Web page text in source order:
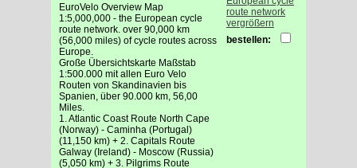
EuroVelo Overview Map
1:5,000,000 - the European cycle
route network. over 90,000 km
(56,000 miles) of cycle routes across
Europe.
Große Übersichtskarte Maßstab
1:500.000 mit allen Euro Velo
Routen von Skandinavien bis
Spanien, über 90.000 km, 56,00
Miles.
1. Atlantic Coast Route North Cape
(Norway) - Caminha (Portugal)
(11,150 km) + 2. Capitals Route
Galway (Ireland) - Moscow (Russia)
(5,050 km) + 3. Pilgrims Route
vergrößern
bestellen: